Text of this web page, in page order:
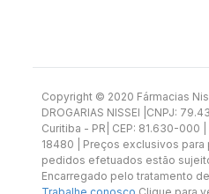
Copyright ©️ 2020 Fármacias
DROGARIAS NISSEI |CNPJ:
Curitiba - PR| CEP: 81.630-000
18480 | Preços exclusivos para
pedidos efetuados estão
Encarregado pelo tratamento